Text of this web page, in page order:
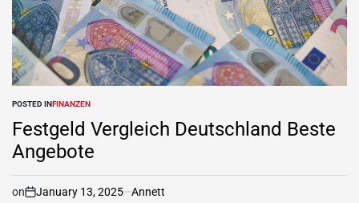
POSTED INFINANZEN
Festgeld Vergleich Deutschland Beste
Angebote
on January 13, 2025 Annett